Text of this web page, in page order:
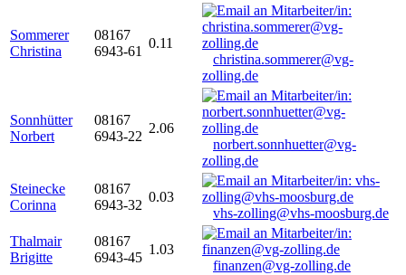
Sommerer
Christina
08167
6943-61
0.11
christina.sommerer@vg-
zolling.de
Sonnhütter
Norbert
08167
6943-22
2.06
norbert.sonnhuetter@vg-
zolling.de
Steinecke
Corinna
08167
6943-32
0.03
vhs-zolling@vhs-moosburg.de
Thalmair
Brigitte
08167
6943-45
1.03
finanzen@vg-zolling.de